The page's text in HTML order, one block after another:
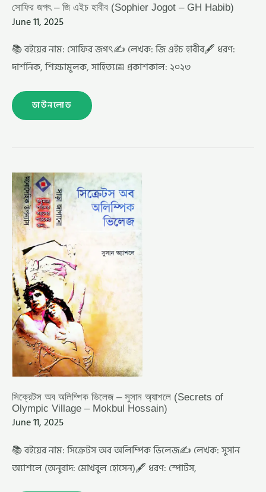
সোফির জগৎ – জি এইচ হাবীব (Sophier Jogot – GH Habib)
June 11, 2025
📚 বইয়ের নাম: সোফির জগৎ✍️ লেখক: জি এইচ হাবীব🖋️ ধরণ:
দার্শনিক, শিক্ষামূলক, সাহিত্য📅 প্রকাশকাল: ২০২৩
ডাউনলোড
সিক্রেটস অব অলিম্পিক ভিলেজ – সুসান অ্যাশলে (Secrets of
Olympic Village – Mokbul Hossain)
June 11, 2025
📚 বইয়ের নাম: সিক্রেটস অব অলিম্পিক ভিলেজ✍️ লেখক: সুসান
অ্যাশলে (অনুবাদ: মোখবুল হোসেন)🖋️ ধরণ: স্পোর্টস,
সিক্রেটস
অব
অলিম্পিক
ভিলেজ
–
সুসান
অ্যাশলে
(SECRETS
OLYMPIC
VILLAGE
–
MOKBUL
HOSSAIN)